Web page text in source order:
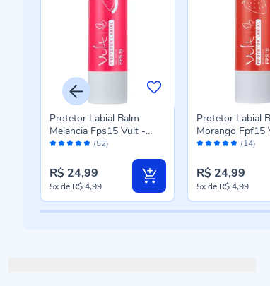
Avaliação: (52)
Protetor Labial Balm
Melancia Fps15 Vult -
Hidratante
R$ 24,99
5xde R$ 4,99
Avaliação: (14)
Protetor Labial
Morango Fpf15
Hidratante
R$ 24,99
5xde R$ 4,99